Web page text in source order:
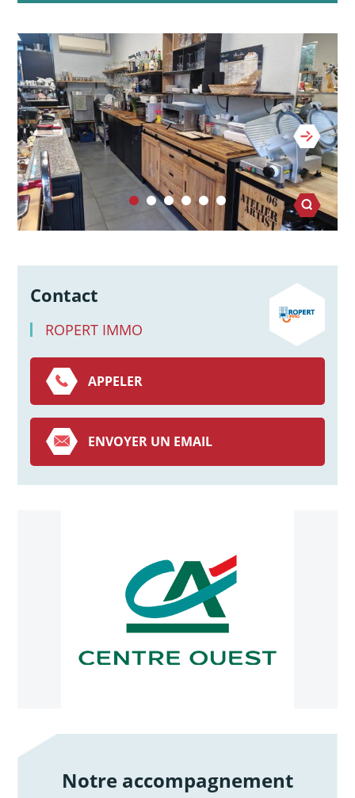
Contact
ROPERT IMMO
APPELER
ENVOYER UN EMAIL
Notre accompagnement